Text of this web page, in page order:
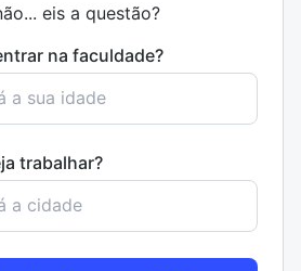
eis a questão?
na faculdade?
trabalhar?